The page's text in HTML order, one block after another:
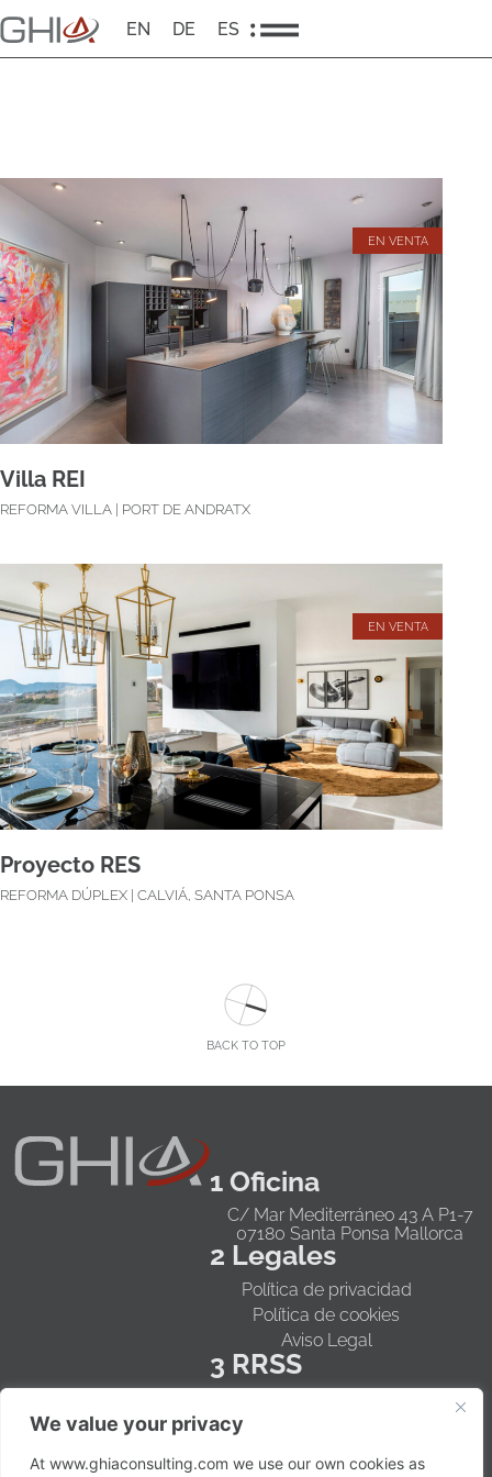
We value your privacy
At www.ghiaconsulting.com we use our own cookies as
EN DE ES
EN VENTA
Villa REI
REFORMA VILLA | PORT DE ANDRATX
EN VENTA
Proyecto RES
REFORMA DÚPLEX | CALVIÁ, SANTA PONSA
BACK TO TOP
1 Oficina
C/ Mar Mediterráneo 43 A P1-7
07180 Santa Ponsa Mallorca
2 Legales
Política de privacidad
Política de cookies
Aviso Legal
3 RRSS